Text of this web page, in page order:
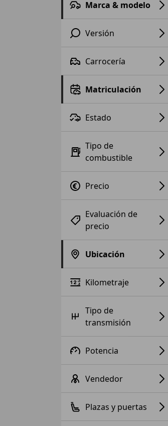
Marca & modelo
Versión
Carrocería
Matriculación
Estado
Tipo de
combustible
Precio
Evaluación de
precio
Ubicación
Kilometraje
Tipo de
transmisión
Potencia
Vendedor
Plazas y puertas